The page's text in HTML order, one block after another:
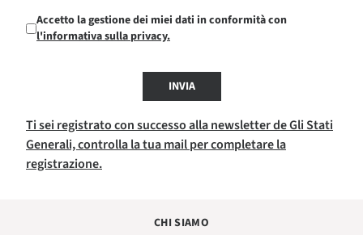
Accetto la gestione dei miei dati in conformità con
l'informativa sulla privacy.
INVIA
Ti sei registrato con successo alla newsletter de Gli Stati
Generali, controlla la tua mail per completare la
registrazione.
CHI SIAMO